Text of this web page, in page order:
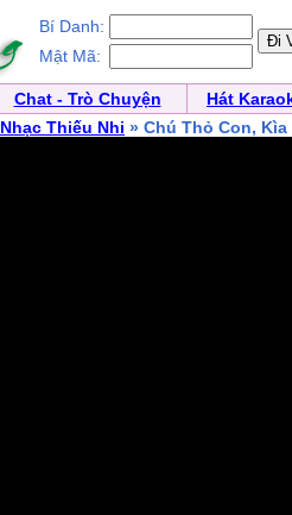
Bí Danh:
Mật Mã:
Chat - Trò Chuyện
Hát
Nhạc Thiếu Nhi » Chú Thỏ Con,